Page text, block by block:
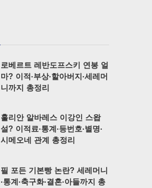
로베르트 레반도프스키 연봉 얼
마? 이적·부상·할아버지·세레머
니까지 총정리
훌리안 알바레스 이강인 스왑
설? 이적료·통계·등번호·별명·
시메오네 관계 총정리
필 포든 기본빵 논란? 세레머니
·통계·축구화·결혼·아들까지 총